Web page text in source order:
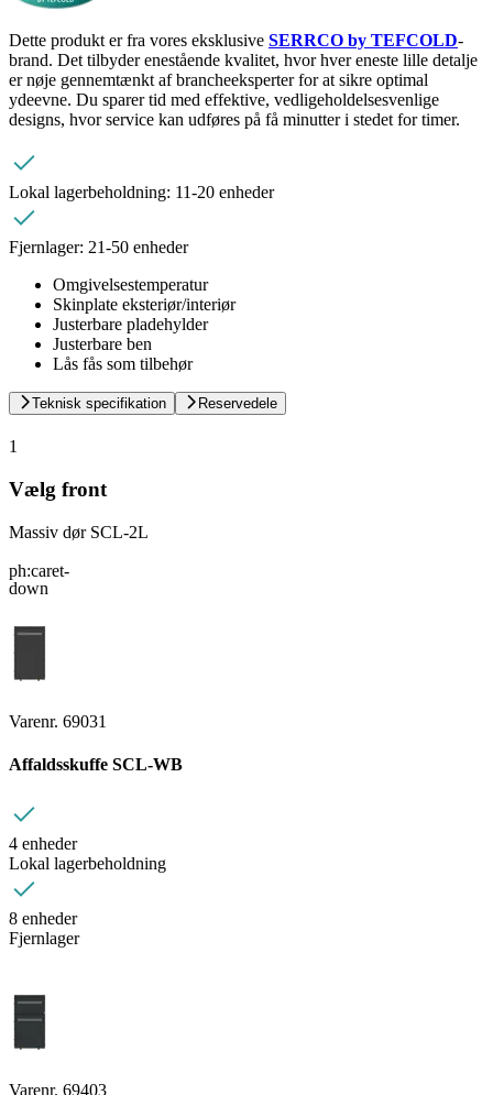
Dette produkt er fra vores eksklusive SERRCO by TEFCOLD-
brand. Det tilbyder enestående kvalitet, hvor hver eneste lille detalje
er nøje gennemtænkt af brancheeksperter for at sikre optimal
ydeevne. Du sparer tid med effektive, vedligeholdelsesvenlige
designs, hvor service kan udføres på få minutter i stedet for timer.
Lokal lagerbeholdning: 11-20 enheder
Fjernlager: 21-50 enheder
Omgivelsestemperatur
Skinplate eksteriør/interiør
Justerbare pladehylder
Justerbare ben
Lås fås som tilbehør
Teknisk specifikation Reservedele
1
Vælg front
Massiv dør SCL-2L
ph:caret-
down
Varenr. 69031
Affaldsskuffe SCL-WB
4 enheder
Lokal lagerbeholdning
8 enheder
Fjernlager
Varenr. 69403